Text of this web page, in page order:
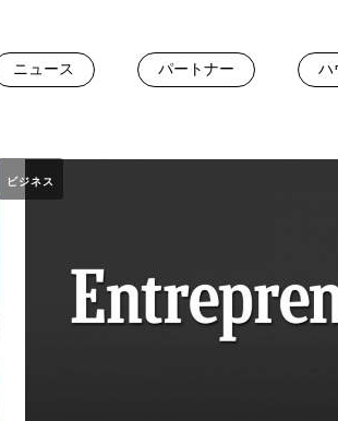
ニュース パートナー ハ
ビジネス